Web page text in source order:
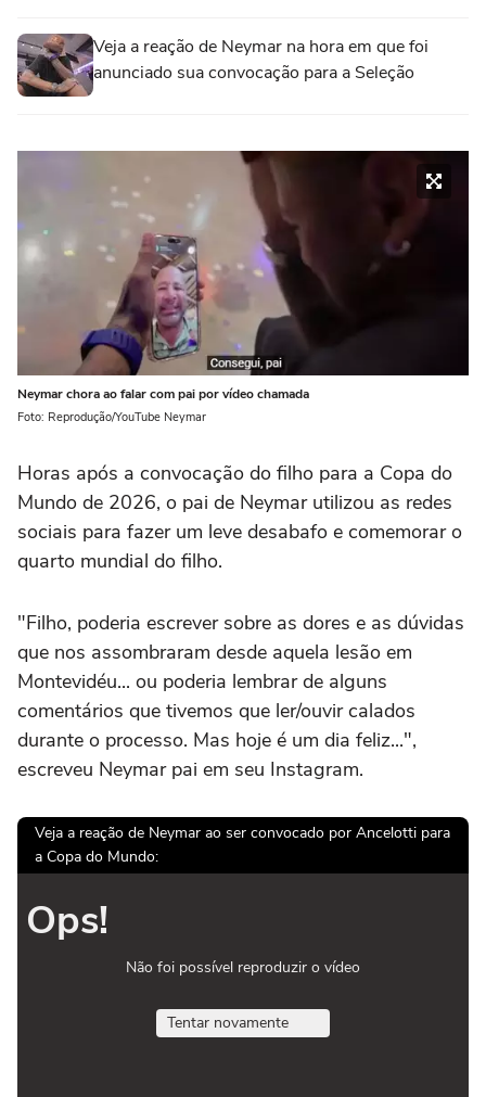
Veja a reação de Neymar na hora em que foi
anunciado sua convocação para a Seleção
Neymar chora ao falar com pai por vídeo chamada
Foto: Reprodução/YouTube Neymar
Horas após a convocação do filho para a Copa do
Mundo de 2026, o pai de Neymar utilizou as redes
sociais para fazer um leve desabafo e comemorar o
quarto mundial do filho.
"Filho, poderia escrever sobre as dores e as dúvidas
que nos assombraram desde aquela lesão em
Montevidéu... ou poderia lembrar de alguns
comentários que tivemos que ler/ouvir calados
durante o processo. Mas hoje é um dia feliz...",
escreveu Neymar pai em seu Instagram.
Veja a reação de Neymar ao ser convocado por Ancelotti para
a Copa do Mundo:
Ops!
Não foi possível reproduzir o vídeo
Tentar novamente